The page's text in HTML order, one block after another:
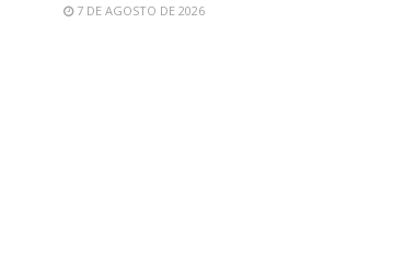
7 DE AGOSTO DE 2026